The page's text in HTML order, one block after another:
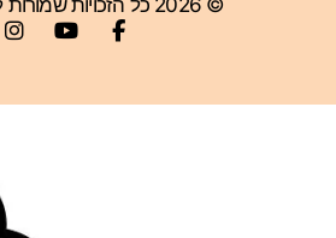
© 2026 כל הזכויות שמורות לקוקאנדשוט